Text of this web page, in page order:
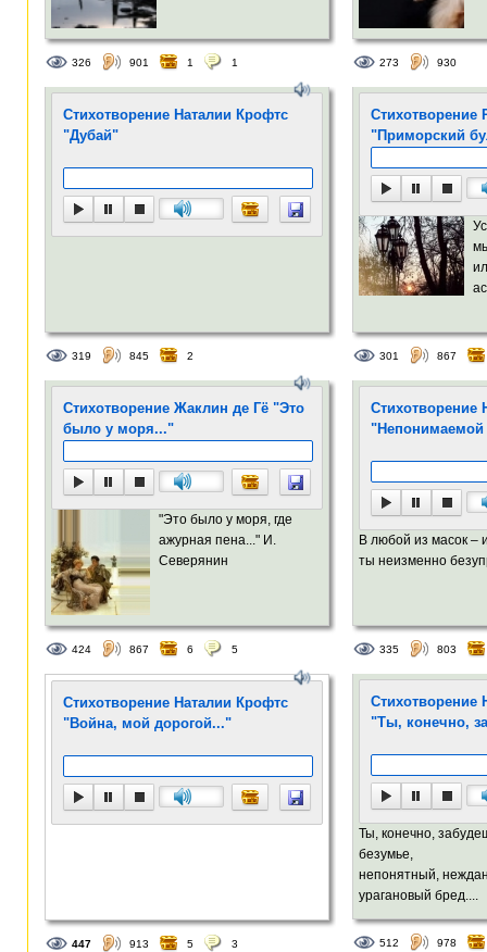
326 901 1 1 273 930
Стихотворение Наталии Крофтс
"Дубай"
319 845 2
"Приморский
301 867
Стихотворение Жаклин де Гё "Это
было у моря..."
"Это было у моря, где
ажурная пена..." И.
Северянин
424 867 6 5
Стихотворение
В любой из масок –
ты неизменно
335 803
Стихотворение Наталии Крофтс
"Война, мой дорогой..."
447 913 5 3
Стихотворение
"Ты, конечно,
Ты, конечно,
безумье,
непонятный,
урагановый бред....
512 978